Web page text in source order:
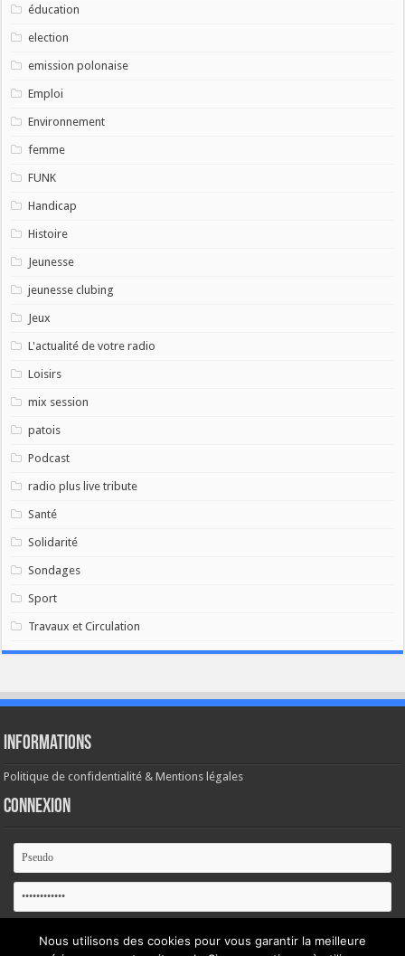
éducation
election
emission polonaise
Emploi
Environnement
femme
FUNK
Handicap
Histoire
Jeunesse
jeunesse clubing
Jeux
L'actualité de votre radio
Loisirs
mix session
patois
Podcast
radio plus live tribute
Santé
Solidarité
Sondages
Sport
Travaux et Circulation
Informations
Politique de confidentialité & Mentions légales
Connexion
Se souvenir de moi
Nous utilisons des cookies pour vous garantir la meilleure